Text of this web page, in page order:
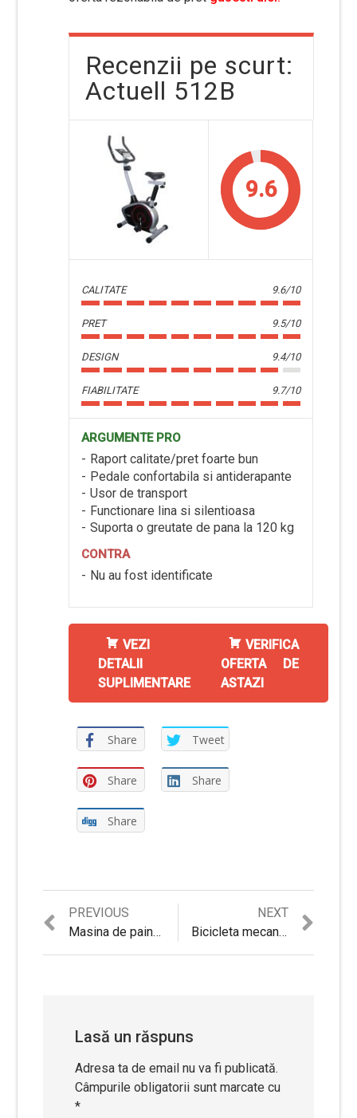
Recenzii pe scurt:
Actuell 512B
9.6
CALITATE 9.6/10
PRET 9.5/10
DESIGN 9.4/10
FIABILITATE 9.7/10
ARGUMENTE PRO
Raport calitate/pret foarte bun
Pedale confortabila si antiderapante
Usor de transport
Functionare lina si silentioasa
Suporta o greutate de pana la 120 kg
CONTRA
Nu au fost identificate
VEZI
DETALII
SUPLIMENTARE
VERIFICA
OFERTA DE
ASTAZI
Share Tweet
Share Share
Share
Navigare
PREVIOUS
Previous
post:
Masina de paine Concept PC5040 cu 12 programe – Review si Sfaturi utile
NEXT
post:
Bicicleta mecanica Fittronic 100B Red – Review tehnic si Sfaturi utile
Lasă un răspuns
Adresa ta de email nu va fi publicată.
Câmpurile obligatorii sunt marcate cu
*